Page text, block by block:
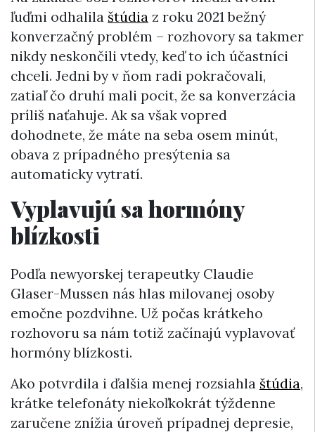
ľuďmi odhalila štúdia z roku 2021 bežný
konverzačný problém – rozhovory sa takmer
nikdy neskončili vtedy, keď to ich účastníci
chceli. Jedni by v ňom radi pokračovali,
zatiaľ čo druhí mali pocit, že sa konverzácia
príliš naťahuje. Ak sa však vopred
dohodnete, že máte na seba osem minút,
obava z prípadného presýtenia sa
automaticky vytratí.
Vyplavujú sa hormóny
blízkosti
Podľa newyorskej terapeutky Claudie
Glaser-Mussen nás hlas milovanej osoby
emočne pozdvihne. Už počas krátkeho
rozhovoru sa nám totiž začínajú vyplavovať
hormóny blízkosti.
Ako potvrdila i ďalšia menej rozsiahla štúdia,
krátke telefonáty niekoľkokrát týždenne
zaručene znížia úroveň prípadnej depresie,